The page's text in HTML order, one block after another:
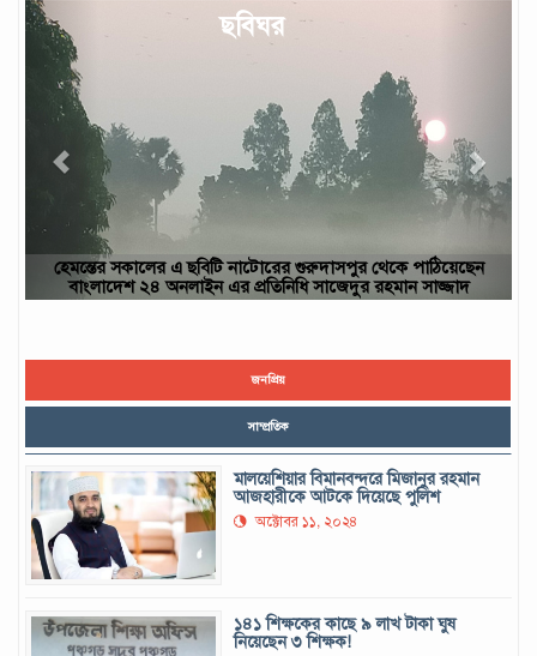
ছবিঘর
ছবিটি নওগাঁ জেলার রাণীনগর উপজেলার পারইল গ্রাম থেকে তোলা-
ইউসুফ, নওগাঁ
জনপ্রিয়
সাম্প্রতিক
মালয়েশিয়ার বিমানবন্দরে মিজানুর রহমান
আজহারীকে আটকে দিয়েছে পুলিশ
অক্টোবর ১১, ২০২৪
১৪১ শিক্ষকের কাছে ৯ লাখ টাকা ঘুষ
নিয়েছেন ৩ শিক্ষক!